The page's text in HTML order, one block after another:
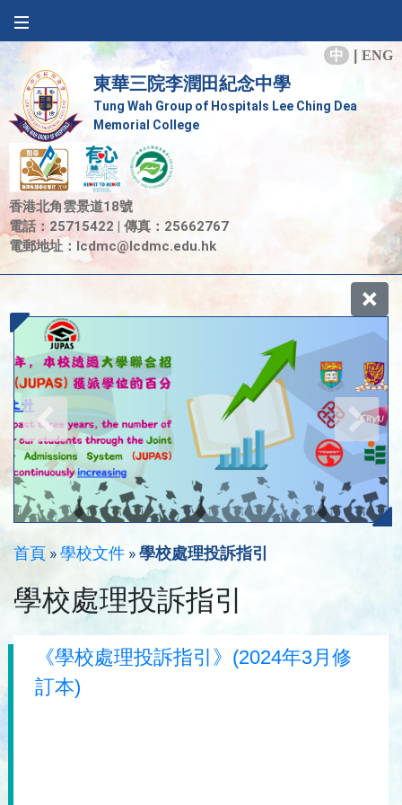
中 ENG
東華三院李潤田紀念中學
Tung Wah Group of Hospitals Lee Ching Dea
Memorial College
香港北角雲景道18號
電話：25715422 | 傳真：25662767
電郵地址：lcdmc@lcdmc.edu.hk
首頁 »學校文件 »學校處理投訴指引
學校處理投訴指引
《學校處理投訴指引》(2024年3月修
訂本)